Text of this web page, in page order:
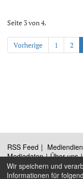
Seite 3 von 4.
Vorherige 1 2
RSS Feed
Mediadaten
Über uns
Kontakt
Wir speichern und
Informationen für